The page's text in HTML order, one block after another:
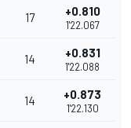
17 +0.810
1'22.067
14 +0.831
1'22.088
14 +0.873
1'22.130